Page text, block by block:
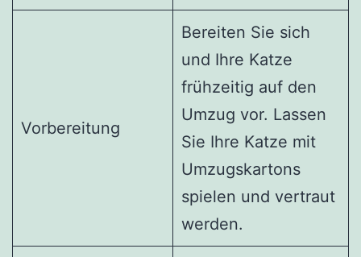
Vorbereitung
Bereiten Sie sich
und Ihre Katze
frühzeitig auf den
Umzug vor. Lassen
Sie Ihre Katze mit
Umzugskartons
spielen und vertraut
werden.